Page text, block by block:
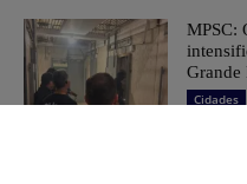
MPSC:
Cidades